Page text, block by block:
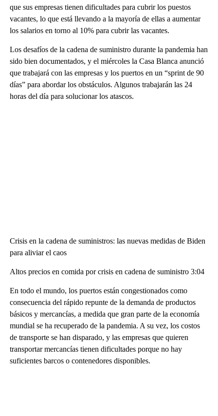
que sus empresas tienen dificultades para cubrir los puestos
vacantes, lo que está llevando a la mayoría de ellas a aumentar
los salarios en torno al 10% para cubrir las vacantes.
Los desafíos de la cadena de suministro durante la pandemia han
sido bien documentados, y el miércoles la Casa Blanca anunció
que trabajará con las empresas y los puertos en un “sprint de 90
días” para abordar los obstáculos. Algunos trabajarán las 24
horas del día para solucionar los atascos.
Crisis en la cadena de suministros: las nuevas medidas de Biden
para aliviar el caos
Altos precios en comida por crisis en cadena de suministro 3:04
En todo el mundo, los puertos están congestionados como
consecuencia del rápido repunte de la demanda de productos
básicos y mercancías, a medida que gran parte de la economía
mundial se ha recuperado de la pandemia. A su vez, los costos
de transporte se han disparado, y las empresas que quieren
transportar mercancías tienen dificultades porque no hay
suficientes barcos o contenedores disponibles.